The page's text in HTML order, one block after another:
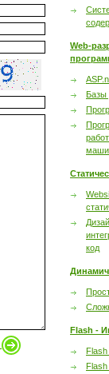
Web-
Базы
код
Flash -
Flash